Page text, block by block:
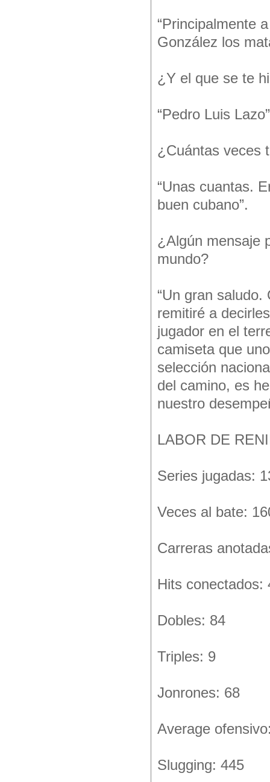
“Principalmente
González los
¿Y el que se te
“Pedro Luis
¿Cuántas veces
“Unas cuantas.
buen cubano”.
¿Algún mensaje
mundo?
“Un gran
remitiré a
jugador en el
camiseta que
selección
del camino, es
nuestro
LABOR DE
Series jugadas:
Veces al bate:
Carreras
Hits conectados:
Dobles: 84
Triples: 9
Jonrones: 68
Average
Slugging: 445